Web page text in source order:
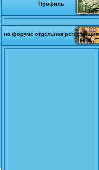
Профиль
на форуме отдельная регистрация